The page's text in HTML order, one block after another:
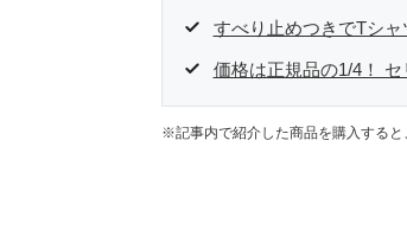
すべり止めつきでTシャ
価格は正規品の1/4！
※記事内で紹介した商品を購入すると